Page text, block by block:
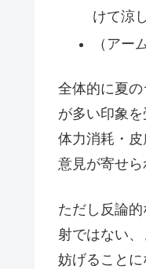
けて涼
（アー
全体的に夏
が多い印象
体力消耗・
意見が寄せら
ただし反論
射ではない
妨げること